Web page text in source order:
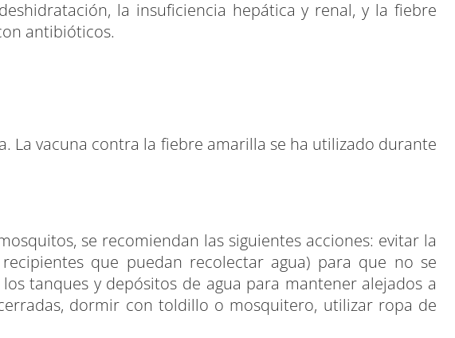
la insuficiencia hepática y renal, y la fiebre
antibióticos.
La vacuna contra la fiebre amarilla se ha utilizado durante
se recomiendan las siguientes acciones: evitar la
que puedan recolectar agua) para que no se
tanques y depósitos de agua para mantener alejados a
dormir con toldillo o mosquitero, utilizar ropa de